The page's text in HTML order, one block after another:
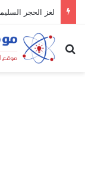
لغز الحجر
بحث عن